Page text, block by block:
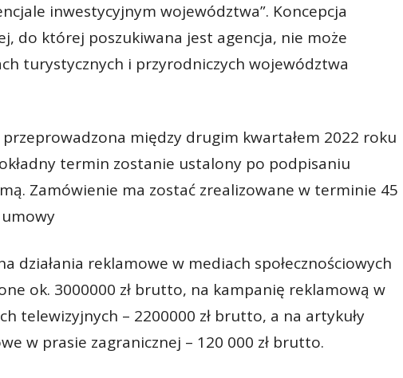
inwestycyjnym województwa”. Koncepcja
do której poszukiwana jest agencja, nie może
turystycznych i przyrodniczych województwa
między drugim kwartałem 2022 roku
termin zostanie ustalony po podpisaniu
Zamówienie ma zostać zrealizowane w terminie 45
działania reklamowe w mediach społecznościowych
ok. 3000000 zł brutto, na kampanię reklamową w
telewizyjnych – 2200000 zł brutto, a na artykuły
w prasie zagranicznej – 120 000 zł brutto.